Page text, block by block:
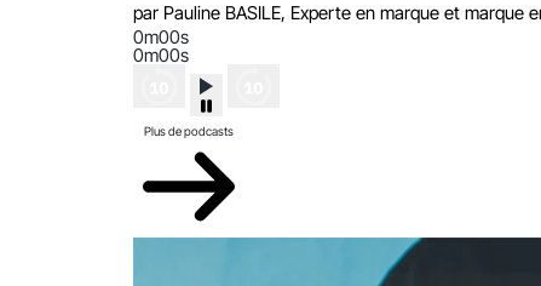
par Pauline BASILE, Experte en marque et marque
0m00s
0m00s
Plus de podcasts